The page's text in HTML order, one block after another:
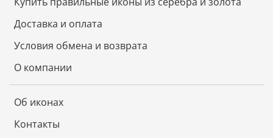
Доставка и оплата
Условия обмена и возврата
О компании
Об иконах
Контакты